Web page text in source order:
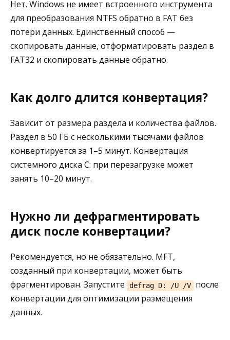
Нет. Windows не имеет встроенного инструмента
для преобразования NTFS обратно в FAT без
потери данных. Единственный способ —
скопировать данные, отформатировать раздел в
FAT32 и скопировать данные обратно.
Как долго длится конвертация?
Зависит от размера раздела и количества файлов.
Раздел в 50 ГБ с несколькими тысячами файлов
конвертируется за 1–5 минут. Конвертация
системного диска C: при перезагрузке может
занять 10–20 минут.
Нужно ли дефрагментировать
диск после конвертации?
Рекомендуется, но не обязательно. MFT,
созданный при конвертации, может быть
фрагментирован. Запустите
defrag D: /U /V после
конвертации для оптимизации размещения
данных.